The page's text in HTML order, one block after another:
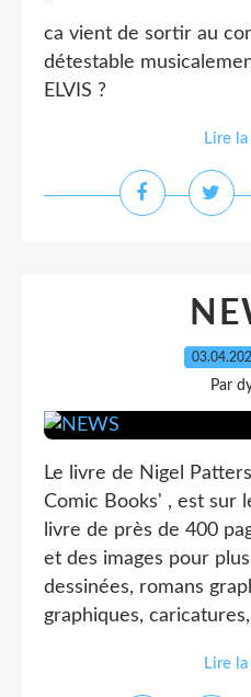
ca vient de sortir au
détestable
ELVIS ?
Lire
Par
Le livre de Nigel
Comic Books' , est sur
livre de près de 400
et des images pour
dessinées, romans
graphiques,
Lire